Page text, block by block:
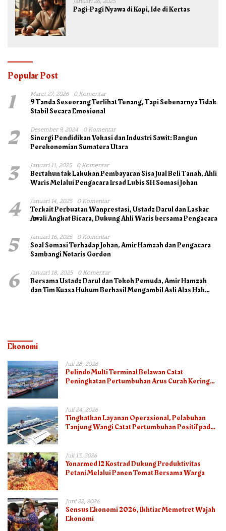
Pagi-Pagi Nyawa di Kopi, Ide di Kertas
Popular Post
1 Maret 27, 2026 0 Komentar
9 Tanda Seseorang Terlihat Tenang, Tapi Sebenarnya Tidak
Stabil Secara Emosional
2 Desember 9, 2024 0 Komentar
Sinergi Pendidikan Vokasi dan Industri Sawit: Bangun
Perekonomian Sumatera Utara
3 Januari 11, 2025 0 Komentar
Bertahun tak Lakukan Pembayaran Sisa Jual Beli Tanah, Ahli
Waris Melalui Pengacara Irsad Lubis SH Somasi Johan
4 Januari 14, 2025 0 Komentar
Terkait Perbuatan Wanprestasi, Ustadz Darul dan Laskar
Awali Angkat Bicara, Dukung Ahli Waris bersama Pengacara
5 Januari 16, 2025 0 Komentar
Soal Somasi Terhadap Johan, Amir Hamzah dan Pengacara
Sambangi Notaris Gordon
6 Januari 18, 2025 0 Komentar
Bersama Ustadz Darul dan Tokoh Pemuda, Amir Hamzah
dan Tim Kuasa Hukum Berhasil Mengambil Asli Alas Hak
Ekonomi
Juli 28, 2026
Pelindo Multi Terminal Belawan Catat
Peningkatan Pertumbuhan Arus Curah Kering
Juli 24, 2026
Tingkatkan Layanan Operasional, Pelabuhan
Tanjung Wangi Catat Pertumbuhan Positif pada
Juli 13, 2026
Yonarmed 12 Kostrad Dukung Produktivitas
Petani Melalui Panen Tomat Bersama Warga
Juni 22, 2026
Sensus Ekonomi 2026, Ikhtiar Memotret Wajah
Ekonomi